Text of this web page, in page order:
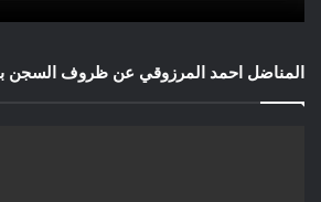
المناضل احمد المرزوقي عن ظروف السجن